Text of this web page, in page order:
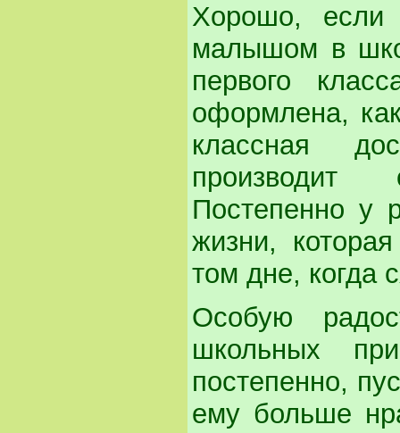
Хорошо, если
малышом в
первого
оформлена,
классная
производит
Постепенно у
жизни,
том дне, когда
Особую
школьных
постепенно,
ему больше